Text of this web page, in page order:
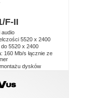
F-II
audio
5520 x 2400
5520 x 2400
160 Mb/s łącznie ze
dysków